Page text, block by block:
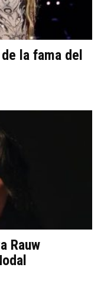
la fama del
Rauw